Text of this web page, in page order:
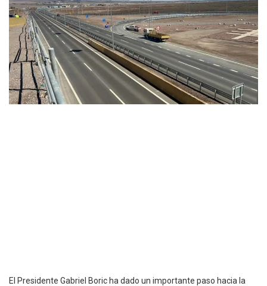
El Presidente Gabriel Boric ha dado un importante paso hacia la